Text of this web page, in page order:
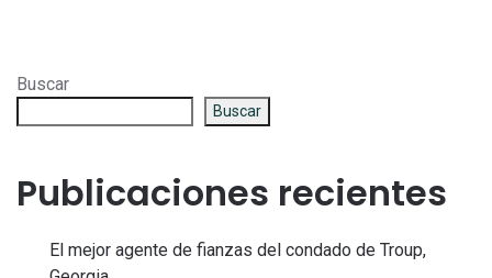
Buscar
Buscar
Publicaciones recientes
El mejor agente de fianzas del condado de Troup,